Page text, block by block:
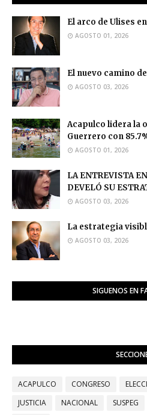
El arco de Ulises
AGOSTO 01, 2026
El nuevo camino
AGOSTO 03, 2026
Acapulco lidera la
Guerrero con
AGOSTO 01, 2026
LA ENTREVISTA
DEVELÓ SU
AGOSTO 03, 2026
La estrategia
AGOSTO 03, 2026
SIGUENOS EN
ACAPULCO CONGRESO
JUSTICIA
NACIONAL SUSPEG